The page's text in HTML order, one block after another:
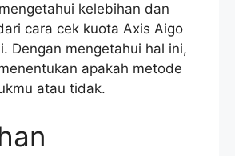
kelebihan dan
cara cek kuota Axis Aigo
Dengan mengetahui hal ini,
apakah metode
atau tidak.